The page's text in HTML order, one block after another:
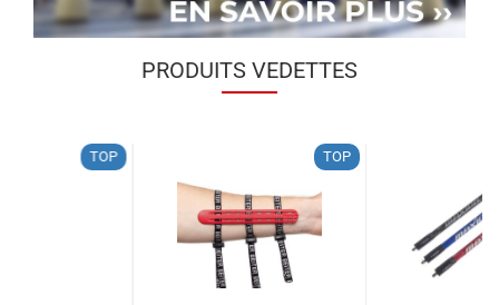
PRODUITS VEDETTES
TOP TOP